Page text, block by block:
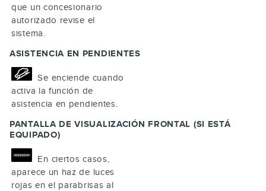
que un concesionario
autorizado revise el
sistema.
ASISTENCIA EN PENDIENTES
Se enciende cuando
activa la función de
asistencia en pendientes.
PANTALLA DE VISUALIZACIÓN FRONTAL (SI ESTÁ
EQUIPADO)
En ciertos casos,
aparece un haz de luces
rojas en el parabrisas al